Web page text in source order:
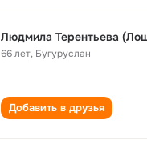
Людмила Терентьева
66 лет, Бугуруслан
Добавить в друзья